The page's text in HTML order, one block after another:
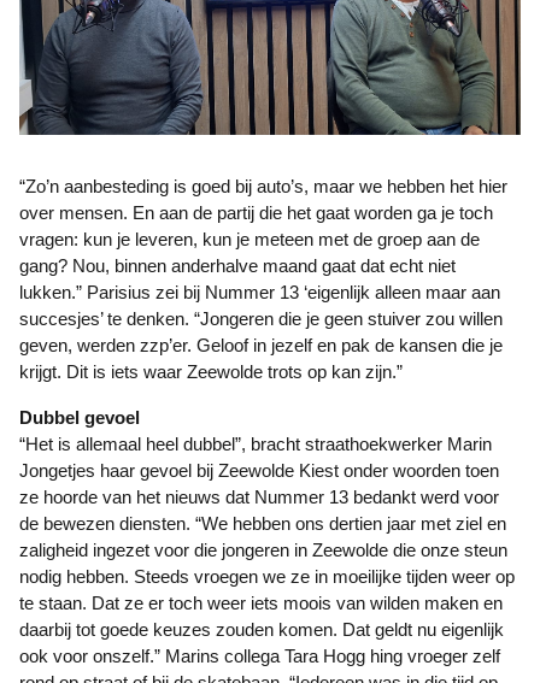
“Zo’n aanbesteding is goed bij auto’s, maar we hebben het hier
over mensen. En aan de partij die het gaat worden ga je toch
vragen: kun je leveren, kun je meteen met de groep aan de
gang? Nou, binnen anderhalve maand gaat dat echt niet
lukken.” Parisius zei bij Nummer 13 ‘eigenlijk alleen maar aan
succesjes’ te denken. “Jongeren die je geen stuiver zou willen
geven, werden zzp’er. Geloof in jezelf en pak de kansen die je
krijgt. Dit is iets waar Zeewolde trots op kan zijn.”
Dubbel gevoel
“Het is allemaal heel dubbel”, bracht straathoekwerker Marin
Jongetjes haar gevoel bij Zeewolde Kiest onder woorden toen
ze hoorde van het nieuws dat Nummer 13 bedankt werd voor
de bewezen diensten. “We hebben ons dertien jaar met ziel en
zaligheid ingezet voor die jongeren in Zeewolde die onze steun
nodig hebben. Steeds vroegen we ze in moeilijke tijden weer op
te staan. Dat ze er toch weer iets moois van wilden maken en
daarbij tot goede keuzes zouden komen. Dat geldt nu eigenlijk
ook voor onszelf.” Marins collega Tara Hogg hing vroeger zelf